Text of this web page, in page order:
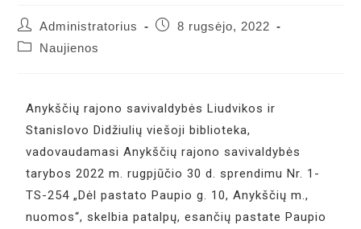
Administratorius
8 rugsėjo, 2022
Naujienos
Anykščių rajono savivaldybės Liudvikos ir
Stanislovo Didžiulių viešoji biblioteka,
vadovaudamasi Anykščių rajono savivaldybės
tarybos 2022 m. rugpjūčio 30 d. sprendimu Nr. 1-
TS-254 „Dėl pastato Paupio g. 10, Anykščių m.,
nuomos“, skelbia patalpų, esančių pastate Paupio